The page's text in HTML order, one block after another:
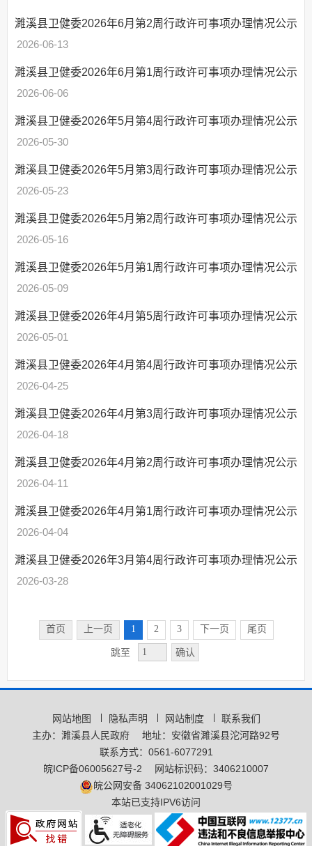
其他权力
行政许可和行政处
网上政务服务
新闻发布
上级政策解读
本级政策解读
回应关切
监督保障
省级健康促进县工
医疗卫生
扶贫
重大建设项目批准
和实施
及重点民生领域
公共资源配置
医疗卫生机构信息公开
濉溪县卫健委2026年6月第2周行政许可事项办理情况公示
2026-06-13
濉溪县卫健委2026年6月第1周行政许可事项办理情况公示
2026-06-06
濉溪县卫健委2026年5月第4周行政许可事项办理情况公示
2026-05-30
濉溪县卫健委2026年5月第3周行政许可事项办理情况公示
2026-05-23
濉溪县卫健委2026年5月第2周行政许可事项办理情况公示
2026-05-16
濉溪县卫健委2026年5月第1周行政许可事项办理情况公示
2026-05-09
濉溪县卫健委2026年4月第5周行政许可事项办理情况公示
2026-05-01
濉溪县卫健委2026年4月第4周行政许可事项办理情况公示
2026-04-25
濉溪县卫健委2026年4月第3周行政许可事项办理情况公示
2026-04-18
濉溪县卫健委2026年4月第2周行政许可事项办理情况公示
2026-04-11
濉溪县卫健委2026年4月第1周行政许可事项办理情况公示
2026-04-04
濉溪县卫健委2026年3月第4周行政许可事项办理情况公示
2026-03-28
首页 上一页 1 2 3 下一页 尾页
跳至 确认
网站地图 隐私声明 网站制度
联系我们
主办：濉溪县人民政府
地址：安徽省濉溪县沱河路92号
联系方式：0561-6077291
皖ICP备06005627号-2
网站标识码：3406210007
皖公网安备 34062102001029号
本站已支持IPV6访问